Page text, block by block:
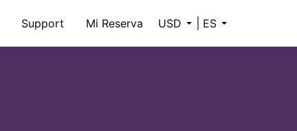
Support Mi Reserva USD ES